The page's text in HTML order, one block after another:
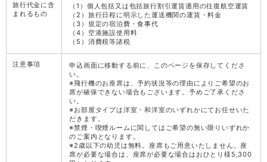
旅行代金に含
まれるもの
（1）個人包括又は包括旅行割引運賃適用の往復航空運賃
（2）旅行日程に明示した運送機関の運賃・料金
（3）規定の宿泊費・食事代
（4）空港施設使用料
（5）消費税等諸税
注意事項
申込画面に移動する前に、このページを保存してくださ
い。
※飛行機のお座席は、予約状況等の理由によりご希望のお
席が確保できない場合もございます。予めご了承くださ
い。
※お部屋タイプは洋室・和洋室のいずれかにてお任せいた
だきます。
※禁煙・喫煙ルームに関してはご希望の無い限りいずれか
のご案内となります。
※2歳以下の幼児は無料。座席もご用意いたしません。座
席が必要な場合は、座席が必要な場合はおひとり様5,300